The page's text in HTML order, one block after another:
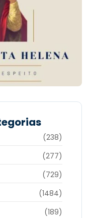
(238)
(277)
(729)
(1484)
(189)